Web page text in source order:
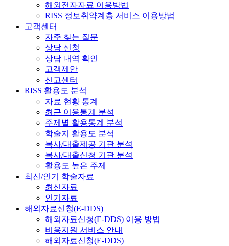
해외전자자료 이용방법
RISS 정보취약계층 서비스 이용방법
고객센터
자주 찾는 질문
상담 신청
상담 내역 확인
고객제안
신고센터
RISS 활용도 분석
자료 현황 통계
최근 이용통계 분석
주제별 활용통계 분석
학술지 활용도 분석
복사/대출제공 기관 분석
복사/대출신청 기관 분석
활용도 높은 주제
최신/인기 학술자료
최신자료
인기자료
해외자료신청(E-DDS)
해외자료신청(E-DDS) 이용 방법
비용지원 서비스 안내
해외자료신청(E-DDS)